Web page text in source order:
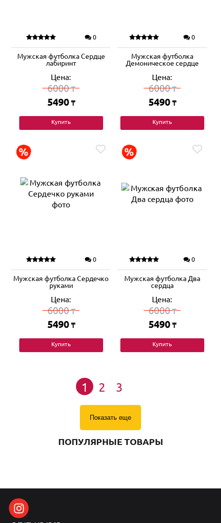
0
Мужская футболка Сердце
лабиринт
Цена:
6000₸
5490 ₸
Купить
0
Мужская футболка
Демоническое сердце
Цена:
6000₸
5490 ₸
Купить
0
Мужская футболка Сердечко
руками
Цена:
6000₸
5490 ₸
Купить
0
Мужская футболка Два
сердца
Цена:
6000₸
5490 ₸
Купить
1 2 3
Показать еще
ПОПУЛЯРНЫЕ ТОВАРЫ